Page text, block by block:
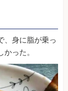
、身に脂が乗っ
った。